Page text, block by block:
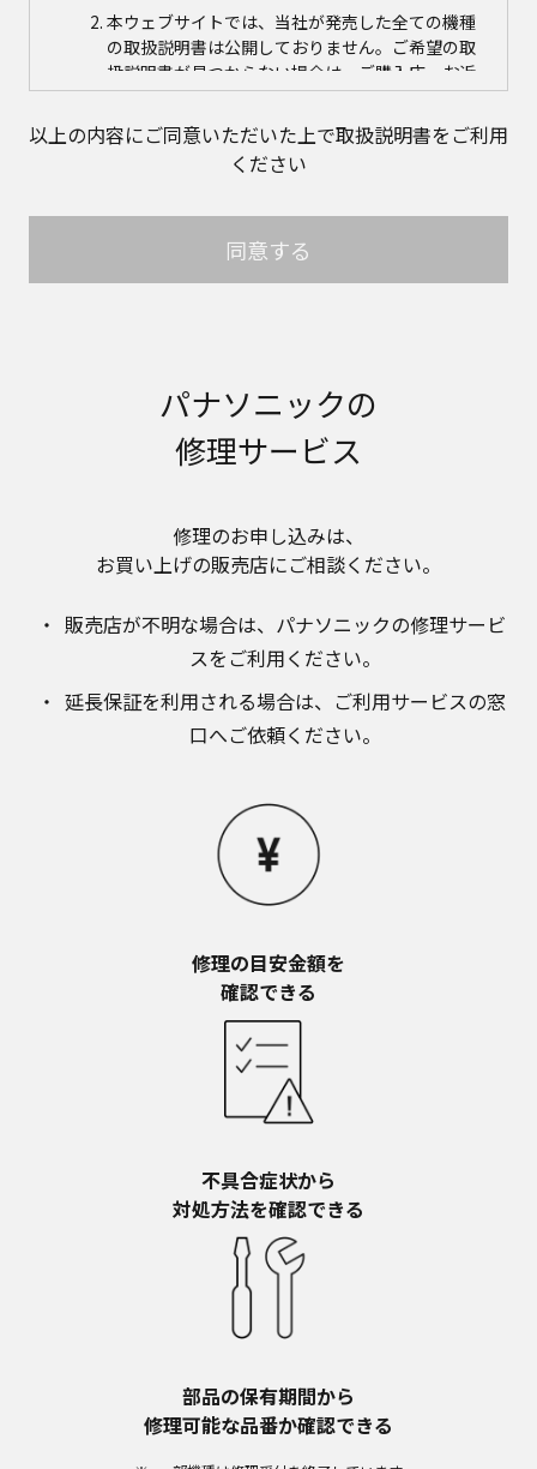
本ウェブサイトでは、当社が発売した全ての機種
の取扱説明書は公開しておりません。ご希望の取
扱説明書が見つからない場合は、ご購入店、お近
くの当社商品の取扱店、または当社サービス会社
に直接お問い合わせの上、ご購入いただきますよ
うお願いいたします。ただし、商品自体の生産中
止などの理由により、当該商品につき取扱説明書
めご了承ください。
本ウェブサイトに公開されている取扱説明書の対
象商品が生産中止などの理由でご購入できない場
のお取り扱いについて。パナソニック株式会社お
内容を、ご相談への対応や修理、その確認などの
する場合や正当な理由がある場合を除き、第三者
に提供しません。お問い合わせは、ご相談された
窓口にご連絡ください。
書は、原則として商品が発売された当初のものを
掲載しています。したがいまして、会社名やお客
があります。また、本ウェブサイトに公開されて
いる説明書の記載内容と、お客様がお持ちの商品
いる取扱説明書の内容とお手持ちの商品の仕様に
相違がある場合は、ご購入店、お近くの当社商品
の取扱店、または当社サービス会社に直接お問い
合わせください。また、商品に同梱される取扱説
明書が改訂されている場合、当社の選択により、
ウェブサイトに掲載する場合もあります。ただ
し、本ウェブサイトに公開されている取扱説明書
は、商品本体に同梱する取扱説明書の変更の度に
修正・更新するものではありません。
商品には、取扱説明書を補足する操作ガイドなど
の印刷物が同梱されていることがありますが、本
ウェブサイトではそれらの印刷物は公開しており
商品ご使用時の安全上のご注意については、取扱
説明書に記載または別途同梱の別紙にてお客様に
ご提供しておりますが、本ウェブサイトでは別紙
にて提供している情報は公開しておりません。
取扱説明書中に記載する安全上のご注意は、法的
開されている取扱説明書に記載の安全上のご注意
についてのご質問等がありましたら、ご購入店、
以上の内容にご同意いただいた上で取扱説明書をご利用
ください
同意する
パナソニックの
修理サービス
修理のお申し込みは、​
お買い上げの販売店にご相談ください。​
販売店が不明な場合は、​パナソニックの修理サービ
スをご利用ください。​
延長保証を利用される場合は、​ご利用サービスの窓
口へご依頼ください。
修理の目安金額を​
確認できる
不具合症状から​
対処方法を確認できる
部品の保有期間から​
修理可能な品番か確認できる